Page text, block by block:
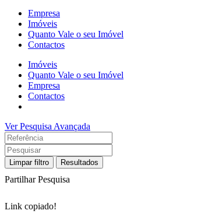
Empresa
Imóveis
Quanto Vale o seu Imóvel
Contactos
Imóveis
Quanto Vale o seu Imóvel
Empresa
Contactos
Ver Pesquisa Avançada
Limpar filtro Resultados
Partilhar Pesquisa
Link copiado!